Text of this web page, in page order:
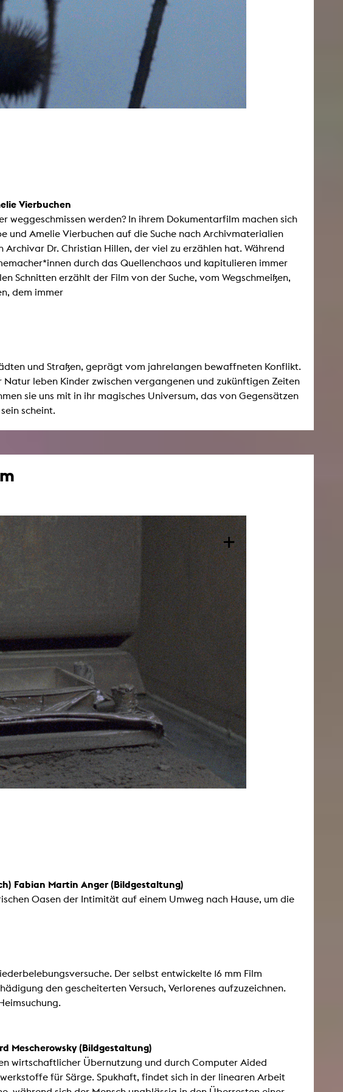
Vierbuchen
weggeschmissen werden? In ihrem Dokumentarfilm machen sich
und Amelie Vierbuchen auf die Suche nach Archivmaterialien
Dr. Christian Hillen, der viel zu erzählen hat. Während
durch das Quellenchaos und kapitulieren immer
Schnitten erzählt der Film von der Suche, vom Wegschmeißen,
dem immer
und Straßen, geprägt vom jahrelangen bewaffneten Konflikt.
leben Kinder zwischen vergangenen und zukünftigen Zeiten
sie uns mit in ihr magisches Universum, das von Gegensätzen
scheint.
+
Fabian Martin Anger (Bildgestaltung)
Oasen der Intimität auf einem Umweg nach Hause, um die
Der selbst entwickelte 16 mm Film
den gescheiterten Versuch, Verlorenes aufzuzeichnen.
Mescherowsky (Bildgestaltung)
wirtschaftlicher Übernutzung und durch Computer Aided
für Särge. Spukhaft, findet sich in der linearen Arbeit